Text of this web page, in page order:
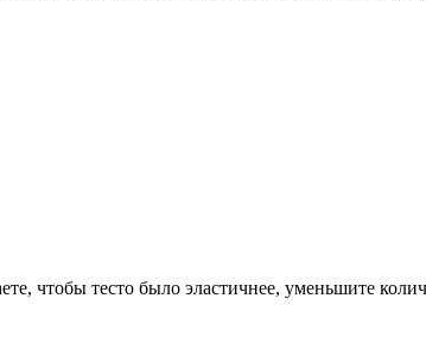
чтобы тесто было эластичнее, уменьшите